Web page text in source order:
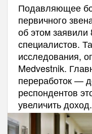
Подавляющее
первичного
об этом
специалистов.
исследования,
Medvestnik.
переработок —
респондентов
увеличить доход.